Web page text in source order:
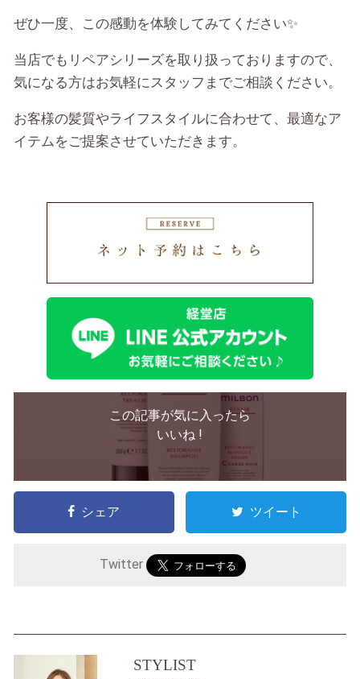
ぜひ一度、この感動を体験してみてください✨
当店でもリペアシリーズを取り扱っておりますので、
気になる方はお気軽にスタッフまでご相談ください。
お客様の髪質やライフスタイルに合わせて、最適なア
イテムをご提案させていただきます。
この記事が気に入ったら
いいね !
シェア ツイート
Twitter
STYLIST